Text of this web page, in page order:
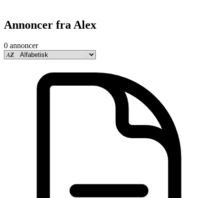
Annoncer fra Alex
0 annoncer